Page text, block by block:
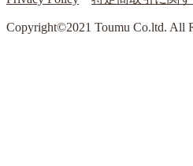
Copyright©2021 Toumu Co.ltd. All